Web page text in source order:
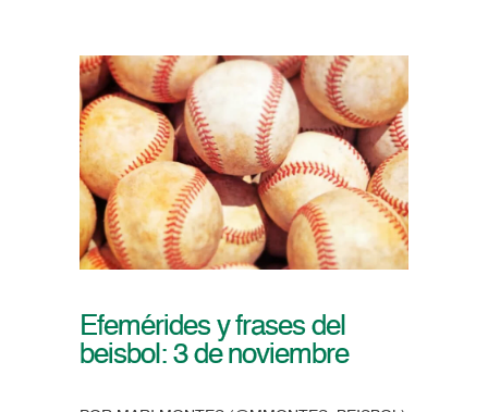
Efemérides y frases del
beisbol: 3 de noviembre